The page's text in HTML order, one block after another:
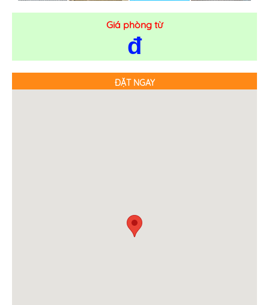
Giá phòng từ
đ
ĐẶT NGAY